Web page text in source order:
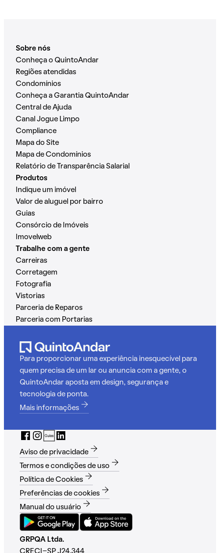
Sobre nós
Conheça o QuintoAndar
Regiões atendidas
Condomínios
Conheça a Garantia QuintoAndar
Central de Ajuda
Canal Jogue Limpo
Compliance
Mapa do Site
Mapa de Condomínios
Relatório de Transparência Salarial
Produtos
Indique um imóvel
Valor de aluguel por bairro
Guias
Consórcio de Imóveis
Imovelweb
Trabalhe com a gente
Carreiras
Corretagem
Fotografia
Vistorias
Parceria de Reparos
Parceria com Portarias
Para proporcionar uma experiência inesquecível para
quem precisa de um lar ou anuncia com a gente, o
QuintoAndar aposta em design, segurança e
tecnologia de ponta.
Mais informações
Aviso de privacidade
Termos e condições de uso
Política de Cookies
Preferências de cookies
Manual do usuário
GRPQA Ltda.